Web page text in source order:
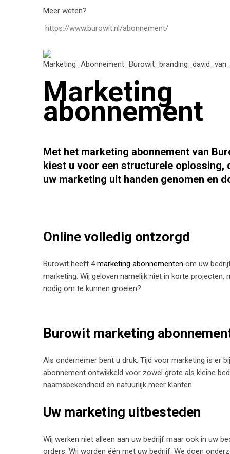
Meer weten?
https://www.burowit.nl/abonnement/
Marketing
abonnement
Met het marketing abonnement van
kiest u voor een structurele oplossing,
uw marketing uit handen genomen en
Online volledig ontzorgd
Burowit heeft 4marketing abonnementen om uw
marketing. Wij geloven namelijk niet in korte
nodig om te kunnen groeien?
Burowit marketing
Als ondernemer bent u druk. Tijd voor marketing is er
abonnement ontwikkeld voor zowel grote als kleine
naamsbekendheid en natuurlijk meer klanten.
Uw marketing uitbesteden
Wij werken niet alleen aan uw bedrijf maar ook in uw
orders. Wij worden één met uw bedrijf. We doen